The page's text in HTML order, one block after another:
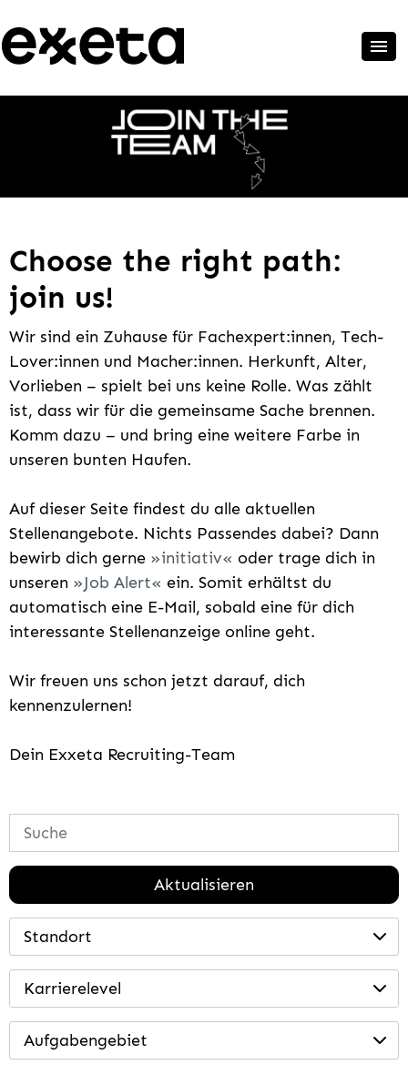
Choose the right path:
join us!
Wir sind ein Zuhause für Fachexpert:innen, Tech-
Lover:innen und Macher:innen. Herkunft, Alter,
Vorlieben – spielt bei uns keine Rolle. Was zählt
ist, dass wir für die gemeinsame Sache brennen.
Komm dazu – und bring eine weitere Farbe in
unseren bunten Haufen.
Auf dieser Seite findest du alle aktuellen
Stellenangebote. Nichts Passendes dabei? Dann
bewirb dich gerne
initiativ
oder trage dich in
unseren
Job Alert
ein. Somit erhältst du
automatisch eine E-Mail, sobald eine für dich
interessante Stellenanzeige online geht.
Wir freuen uns schon jetzt darauf, dich
kennenzulernen!
Dein Exxeta Recruiting-Team
Aktualisieren
Standort
Karrierelevel
Aufgabengebiet